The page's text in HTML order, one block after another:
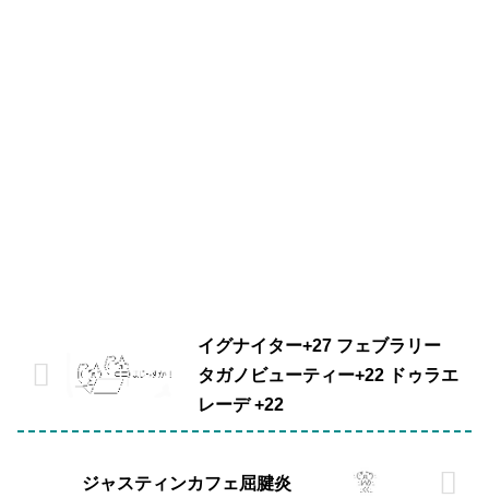
イグナイター+27 フェブラリー
タガノビューティー+22 ドゥラエ
レーデ +22
ジャスティンカフェ屈腱炎